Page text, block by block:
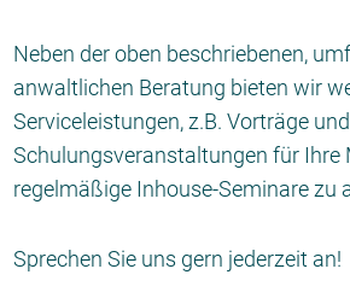
Neben der oben beschriebenen,
anwaltlichen Beratung bieten wir
Serviceleistungen, z.B. Vorträge und
Schulungsveranstaltungen für Ihre
regelmäßige Inhouse-Seminare zu
Sprechen Sie uns gern jederzeit an!